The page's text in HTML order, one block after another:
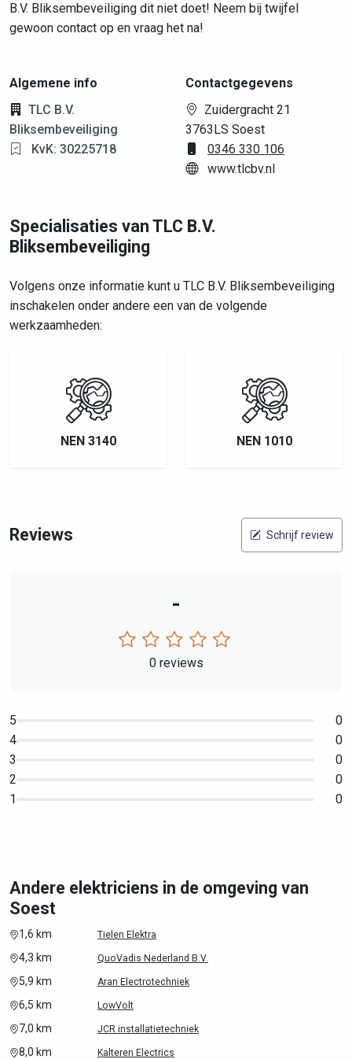
B.V. Bliksembeveiliging dit niet doet! Neem bij twijfel
gewoon contact op en vraag het na!
Algemene info
TLC B.V.
Bliksembeveiliging
KvK: 30225718
Contactgegevens
Zuidergracht 21
3763LS Soest
0346 330 106
www.tlcbv.nl
Specialisaties van TLC B.V.
Bliksembeveiliging
Volgens onze informatie kunt u TLC B.V. Bliksembeveiliging
inschakelen onder andere een van de volgende
werkzaamheden:
NEN 3140 NEN 1010
Reviews Schrijf review
-
0 reviews
5
0
4
0
3
0
2
0
1
0
Andere elektriciens in de omgeving van
Soest
1,6 km Tielen Elektra
4,3 km QuoVadis Nederland B.V.
5,9 km Aran Electrotechniek
6,5 km LowVolt
7,0 km JCR installatietechniek
8,0 km Kalteren Electrics